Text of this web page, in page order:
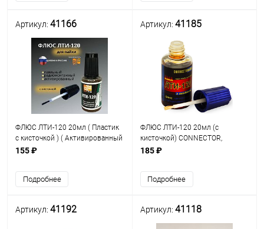
Артикул: 41166
ФЛЮС ЛТИ-120 20мл ( Пластик
с кисточкой ) ( Активированный
), Solins
155 ₽
Подробнее
Артикул: 41185
ФЛЮС ЛТИ-120 20мл (с
кисточкой) CONNECTOR,
С.Петербург
185 ₽
Подробнее
Артикул: 41192 Артикул: 41118